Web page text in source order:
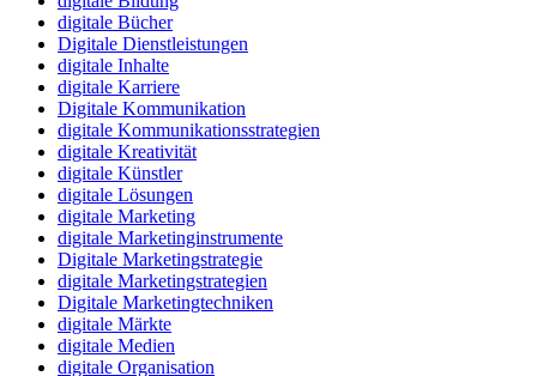
digitale Bücher
Digitale Dienstleistungen
digitale Inhalte
digitale Karriere
Digitale Kommunikation
digitale Kommunikationsstrategien
digitale Kreativität
digitale Künstler
digitale Lösungen
digitale Marketing
digitale Marketinginstrumente
Digitale Marketingstrategie
digitale Marketingstrategien
Digitale Marketingtechniken
digitale Märkte
digitale Medien
digitale Organisation